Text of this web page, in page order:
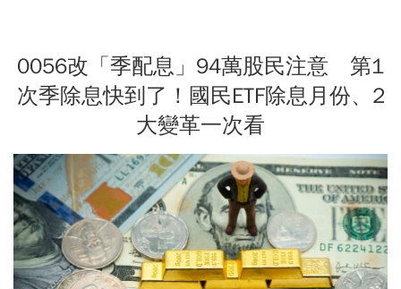
0056改「季配息」94萬股民注意 第1
次季除息快到了！國民ETF除息月份、2
大變革一次看